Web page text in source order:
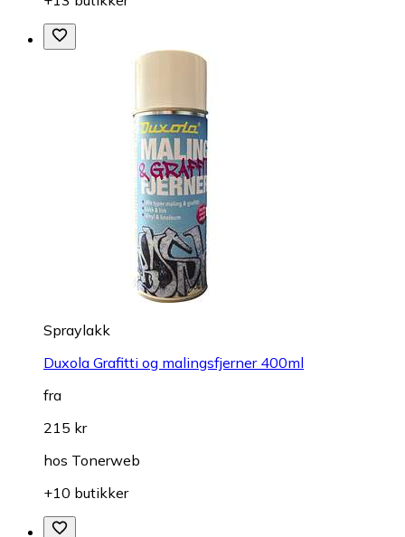
Spraylakk
Duxola Grafitti og malingsfjerner 400ml
fra
215 kr
hos Tonerweb
+10 butikker